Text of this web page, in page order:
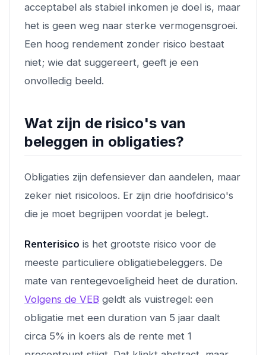
acceptabel als stabiel inkomen je doel is, maar
het is geen weg naar sterke vermogensgroei.
Een hoog rendement zonder risico bestaat
niet; wie dat suggereert, geeft je een
onvolledig beeld.
Wat zijn de risico's van
beleggen in obligaties?
Obligaties zijn defensiever dan aandelen, maar
zeker niet risicoloos. Er zijn drie hoofdrisico's
die je moet begrijpen voordat je belegt.
Renterisico is het grootste risico voor de
meeste particuliere obligatiebeleggers. De
mate van rentegevoeligheid heet de duration.
Volgens de VEB geldt als vuistregel: een
obligatie met een duration van 5 jaar daalt
circa 5% in koers als de rente met 1